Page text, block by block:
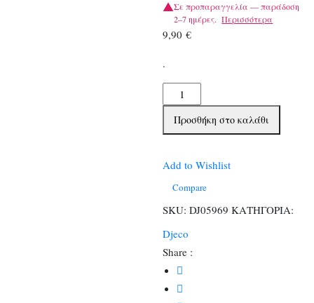
Σε προπαραγγελία — παράδοση
2–7 ημέρες. Περισσότερα
9,90€
.
Djeco
κουτί
αυτοκόλλητα
ποσότητα
Προσθήκη στο καλάθι
Add to Wishlist
Compare
SKU: DJ05969 ΚΑΤΗΓΟΡΙΑ:
Djeco
Share :